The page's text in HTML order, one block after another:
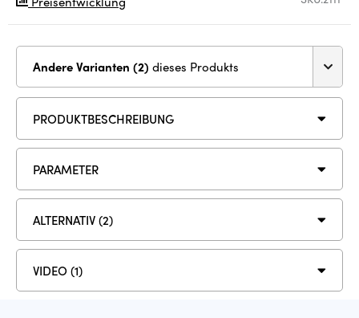
Andere Varianten (2) dieses Produkts
PRODUKTBESCHREIBUNG
PARAMETER
ALTERNATIV (2)
VIDEO (1)